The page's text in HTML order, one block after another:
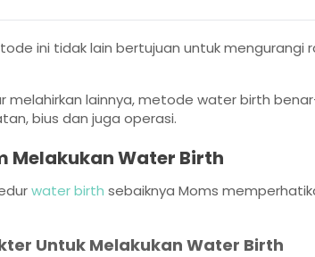
ini tidak lain bertujuan untuk mengurangi
melahirkan lainnya, metode water birth
bius dan juga operasi.
Melakukan Water Birth
water birth sebaiknya Moms
Untuk Melakukan Water Birth